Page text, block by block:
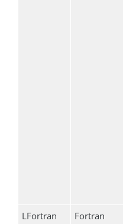
LFortran
Fortran